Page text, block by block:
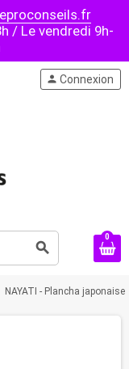
/ Le vendredi 9h-
search
person Connexion
0
NAYATI - Plancha